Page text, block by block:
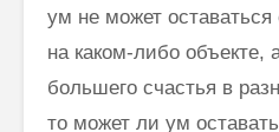
ум не может
на каком-либо объекте,
большего счастья в
то может ли ум